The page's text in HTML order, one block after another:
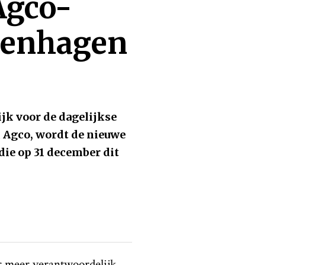
voor de dagelijkse
wordt de nieuwe
op 31 december dit